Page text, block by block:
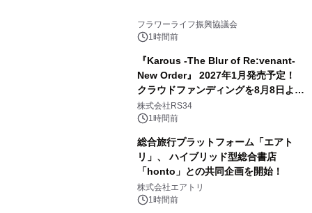
フラワーライフ振興協議会
1時間前
『Karous -The Blur of Re:venant-
New Order』 2027年1月発売予定！
クラウドファンディングを8月8日より
開始
株式会社RS34
1時間前
総合旅行プラットフォーム「エアト
リ」、 ハイブリッド型総合書店
「honto」との共同企画を開始！
株式会社エアトリ
1時間前